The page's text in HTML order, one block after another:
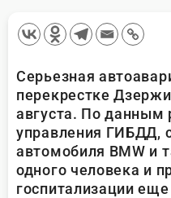
Серьезная
перекрестке
августа. По данным
управления ГИБДД,
автомобиля BMW и
одного человека и
госпитализации еще